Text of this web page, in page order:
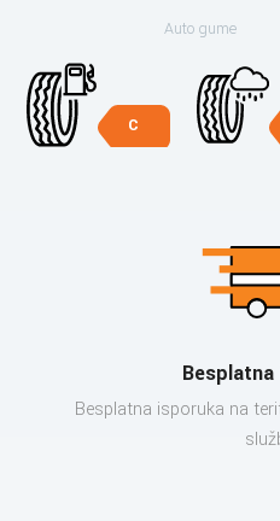
Auto gume
C
Besplatna isporuka na